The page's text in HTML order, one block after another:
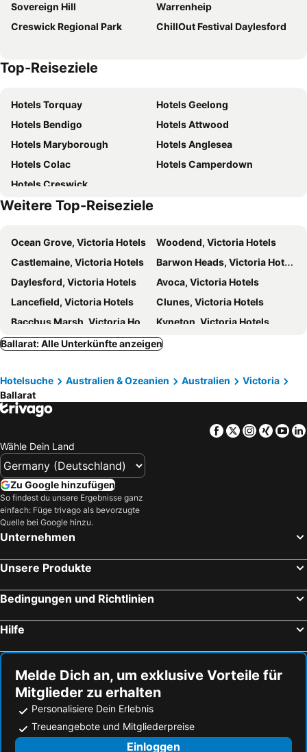
Sovereign Hill
Warrenheip
Creswick Regional Park
ChillOut Festival Daylesford
Top-Reiseziele
Hotels Torquay
Hotels Geelong
Hotels Bendigo
Hotels Attwood
Hotels Maryborough
Hotels Anglesea
Hotels Colac
Hotels Camperdown
Hotels Creswick
Weitere Top-Reiseziele
Ocean Grove, Victoria Hotels
Woodend, Victoria Hotels
Castlemaine, Victoria Hotels
Barwon Heads, Victoria Hotels
Daylesford, Victoria Hotels
Avoca, Victoria Hotels
Lancefield, Victoria Hotels
Clunes, Victoria Hotels
Bacchus Marsh, Victoria Hotels
Kyneton, Victoria Hotels
Bronte Park, Victoria Hotels
Ararat, Victoria Hotels
Geelong, Victoria Hotels
Bendigo, Victoria Hotels
Attwood, Victoria Hotels
Frankston, Victoria Hotels
Yarra Glen, Victoria Hotels
Doncaster, Victoria Hotels
Sydney, New South Wales Hotels
Perth, Western Australia Hotels
Cairns, Queensland Hotels
Airlie Beach, Queensland Hotels
Surfers Paradise, Queensland Hotels
Ballarat: Alle Unterkünfte anzeigen
Hotelsuche Australien & Ozeanien Australien
Victoria
Ballarat
Facebook
TwitterXing
Wähle Dein Land
Zu Google hinzufügen
So findest du unsere Ergebnisse ganz
einfach: Füge trivago als bevorzugte
Quelle bei Google hinzu.
Unternehmen
Unsere Produkte
Bedingungen und Richtlinien
Hilfe
Melde Dich an, um exklusive Vorteile für
Mitglieder zu erhalten
Personalisiere Dein Erlebnis
Treueangebote und Mitgliederpreise
Einloggen